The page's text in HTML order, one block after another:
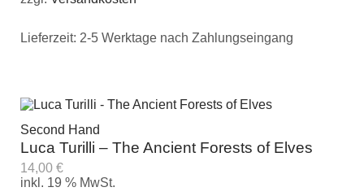
Lieferzeit: 2-5 Werktage nach Zahlungseingang
Second Hand
Luca Turilli – The Ancient Forests of Elves
14,00 €
inkl. 19 % MwSt.